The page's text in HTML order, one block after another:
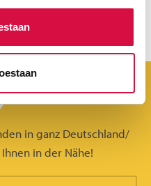
in ganz Deutschland/
in der Nähe!